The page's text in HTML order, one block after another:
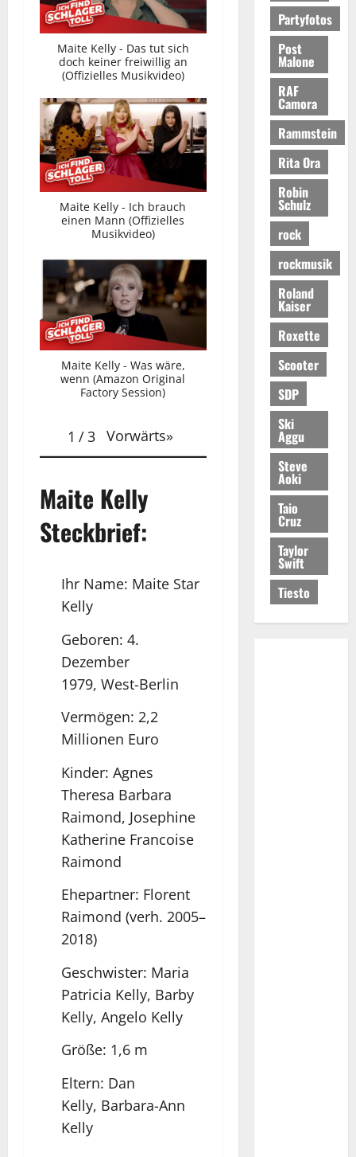
Maite Kelly - Das tut sich
doch keiner freiwillig an
(Offizielles Musikvideo)
Maite Kelly - Ich brauch
einen Mann (Offizielles
Musikvideo)
Maite Kelly - Was wäre,
wenn (Amazon Original
Factory Session)
1 /3 Vorwärts»
Maite Kelly
Steckbrief:
Ihr Name: Maite Star
Kelly
Geboren: 4.
Dezember
1979, West-Berlin
Vermögen: 2,2
Millionen Euro
Kinder: Agnes
Theresa Barbara
Raimond, Josephine
Katherine Francoise
Raimond
Ehepartner: Florent
Raimond (verh. 2005–
2018)
Geschwister: Maria
Patricia Kelly, Barby
Kelly, Angelo Kelly
Größe: 1,6 m
Eltern: Dan
Kelly, Barbara-Ann
Kelly
Partyfotos
Post
Malone
RAF
Camora
Rammstein
Rita Ora
Robin
Schulz
rock
rockmusik
Roland
Kaiser
Roxette
Scooter
SDP
Ski
Aggu
Steve
Aoki
Taio
Cruz
Taylor
Swift
Tiesto